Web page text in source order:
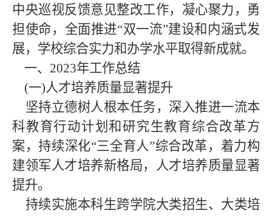
中央巡视反馈意见整改工作，凝心聚力，勇
担使命，全面推进“双一流”建设和内涵式发
展，学校综合实力和办学水平取得新成就。
一、2023年工作总结
(一)人才培养质量显著提升
坚持立德树人根本任务，深入推进一流本
科教育行动计划和研究生教育综合改革方
案，持续深化“三全育人”综合改革，着力构
建领军人才培养新格局，人才培养质量显著
提升。
持续实施本科生跨学院大类招生、大类培